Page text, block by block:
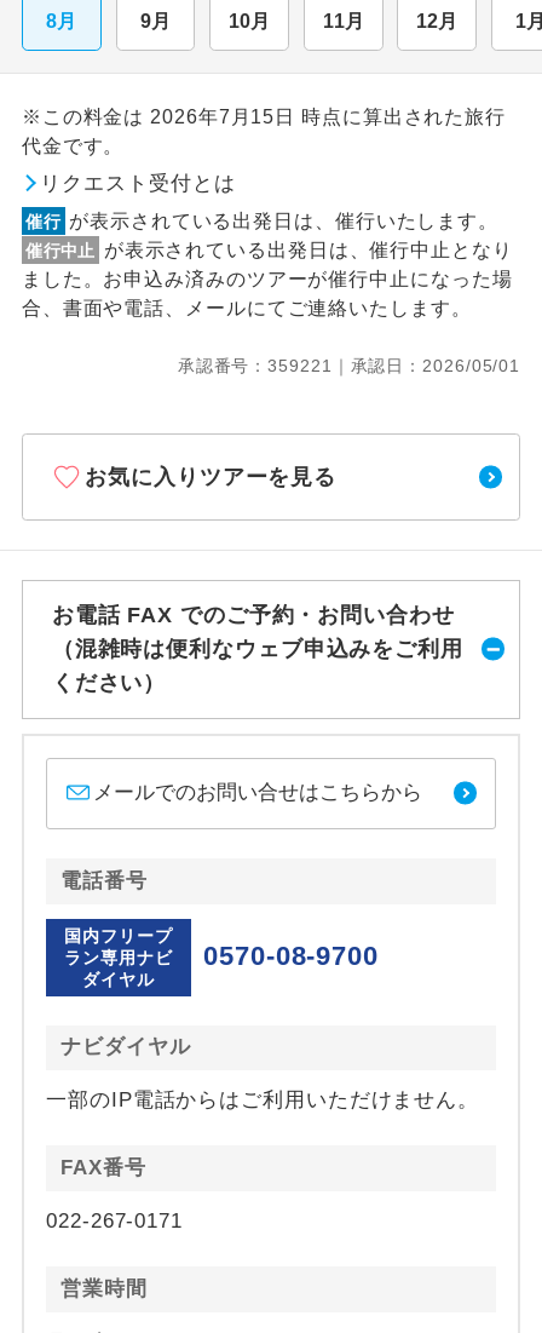
8月 9月 10月 11月 12月 1
※この料金は 2026年7月15日 時点に算出された旅行
代金です。
リクエスト受付とは
催行 が表示されている出発日は、催行いたします。
催行中止
が表示されている出発日は、催行中止となり
ました。お申込み済みのツアーが催行中止になった場
合、書面や電話、メールにてご連絡いたします。
承認番号：359221｜承認日：2026/05/01
お気に入りツアーを見る
お電話 FAX でのご予約・お問い合わせ
（混雑時は便利なウェブ申込みをご利用
ください）
メールでのお問い合せはこちらから
電話番号
国内フリープ
ラン専用ナビ
ダイヤル
0570-08-9700
ナビダイヤル
一部のIP電話からはご利用いただけません。
FAX番号
022-267-0171
営業時間